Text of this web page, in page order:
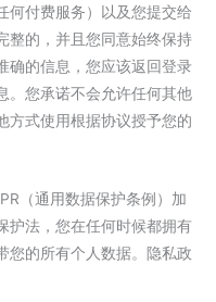
何付费服务）以及您提交给
整的，并且您同意始终保持
确的信息，您应该返回登录
。您承诺不会允许任何其他
方式使用根据协议授予您的
（通用数据保护条例）加
护法，您在任何时候都拥有
您的所有个人数据。隐私政